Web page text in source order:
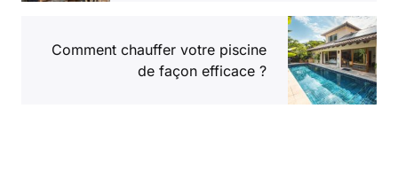
Comment chauffer votre piscine
de façon efficace ?